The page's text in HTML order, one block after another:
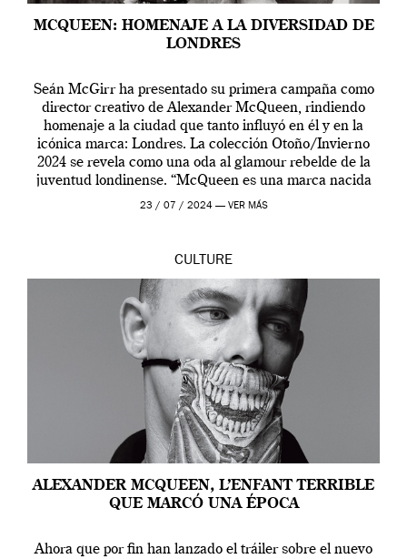
MCQUEEN: HOMENAJE A LA DIVERSIDAD DE
LONDRES
Seán McGirr ha presentado su primera campaña como
director creativo de Alexander McQueen, rindiendo
homenaje a la ciudad que tanto influyó en él y en la
icónica marca: Londres. La colección Otoño/Invierno
2024 se revela como una oda al glamour rebelde de la
juventud londinense. “McQueen es una marca nacida
en Londres y siempre ha […]
23 / 07 / 2024 — VER MÁS
CULTURE
ALEXANDER MCQUEEN, L’ENFANT TERRIBLE
QUE MARCÓ UNA ÉPOCA
Ahora que por fin han lanzado el tráiler sobre el nuevo